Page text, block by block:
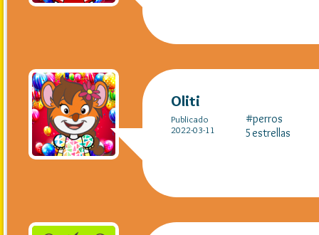
Oliti
Publicado
2022-03-11
#perros
5estrellas